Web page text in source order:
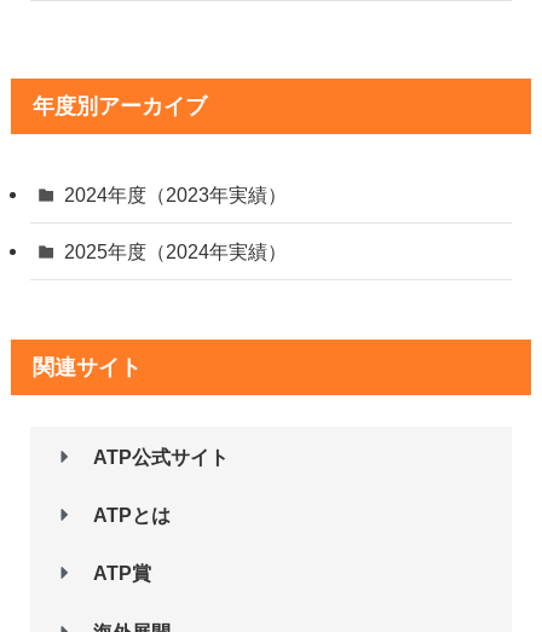
年度別アーカイブ
2024年度（2023年実績）
2025年度（2024年実績）
関連サイト
ATP公式サイト
ATPとは
ATP賞